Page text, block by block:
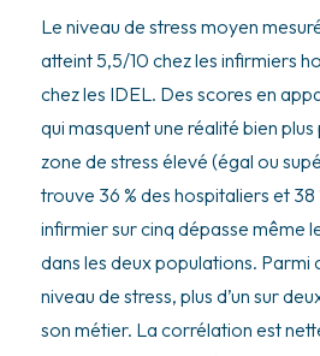
Le niveau de stress moyen
atteint 5,5/10 chez les infirmiers
chez les IDEL. Des scores en
qui masquent une réalité bien
zone de stress élevé (égal ou
trouve 36 % des hospitaliers et 38
infirmier sur cinq dépasse même
dans les deux populations. Parmi
niveau de stress, plus d’un sur
son métier. La corrélation est